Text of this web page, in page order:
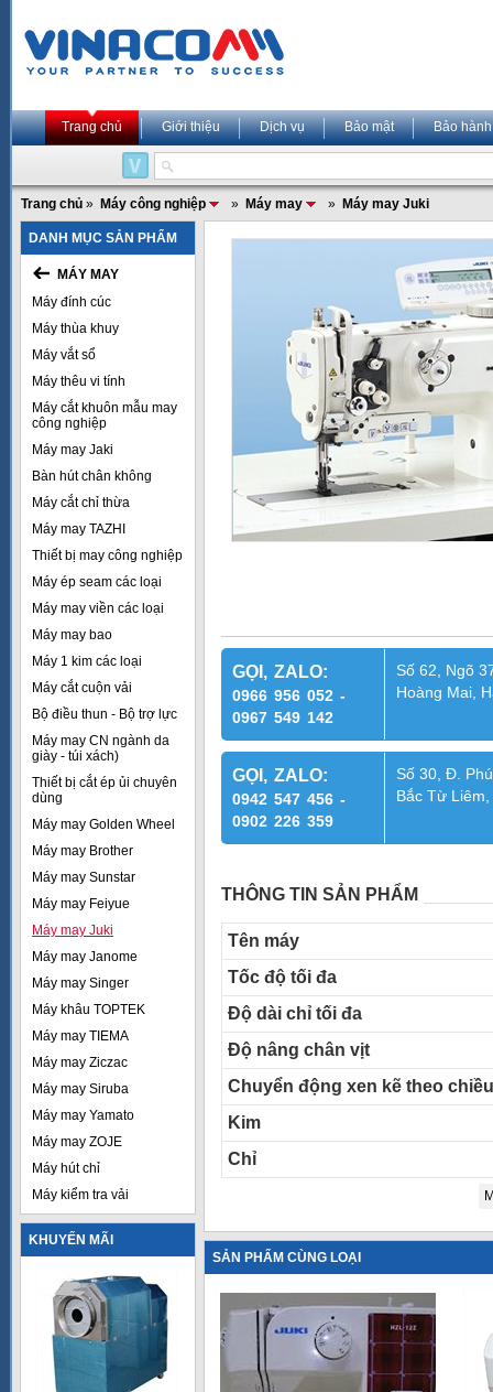
Trang chủ Giới thiệu Dịch vụ Bảo mật Bảo hành
Trang chủ » Máy công nghiệp » Máy may » Máy may Juki
DANH MỤC SẢN PHẨM
MÁY MAY
Máy đính cúc
Máy thùa khuy
Máy vắt sổ
Máy thêu vi tính
Máy cắt khuôn mẫu may
công nghiệp
Máy may Jaki
Bàn hút chân không
Máy cắt chỉ thừa
Máy may TAZHI
Thiết bị may công nghiệp
Máy ép seam các loại
Máy may viền các loại
Máy may bao
Máy 1 kim các loại
Máy cắt cuộn vải
Bộ điều thun - Bộ trợ lực
Máy may CN ngành da
giày - túi xách)
Thiết bị cắt ép ủi chuyên
dùng
Máy may Golden Wheel
Máy may Brother
Máy may Sunstar
Máy may Feiyue
Máy may Juki
Máy may Janome
Máy may Singer
Máy khâu TOPTEK
Máy may TIEMA
Máy may Ziczac
Máy may Siruba
Máy may Yamato
Máy may ZOJE
Máy hút chỉ
Máy kiểm tra vải
KHUYẾN MÃI
GỌI, ZALO:
0966 956 052 -
0967 549 142
Số 62, Ngõ
Hoàng Mai,
GỌI, ZALO:
0942 547 456 -
0902 226 359
Số 30, Đ.
Bắc Từ
THÔNG TIN SẢN PHẨM
Tên máy
Tốc độ tối đa
Độ dài chỉ tối đa
Độ nâng chân vịt
Chuyển động xen kẽ theo
Kim
Chỉ
SẢN PHẨM CÙNG LOẠI